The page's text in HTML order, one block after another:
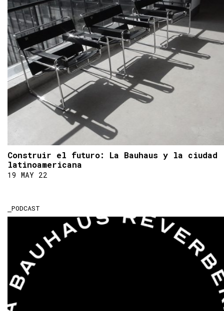
Construir el futuro: La Bauhaus y la ciudad
latinoamericana
19 MAY 22
PODCAST